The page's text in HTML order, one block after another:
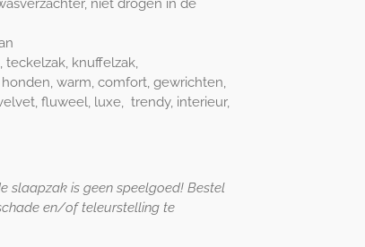
niet drogen in de
teckelzak, knuffelzak,
warm, comfort, gewrichten,
fluweel, luxe, trendy, interieur,
slaapzak is geen speelgoed! Bestel
en/of teleurstelling te